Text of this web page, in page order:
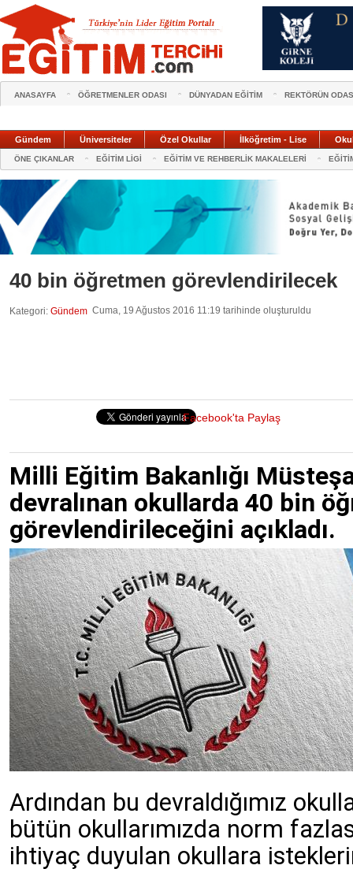
ANASAYFA ÖĞRETMENLER ODASI DÜNYADAN EĞİTİM REKTÖRÜN
Gündem Üniversiteler Özel Okullar İlköğretim - Lise
ÖNE ÇIKANLAR EĞİTİM LİGİ EĞİTİM VE REHBERLİK MAKALELERİ
40 bin öğretmen görevlendirilecek
Kategori: Gündem Cuma, 19 Ağustos 2016 11:19 tarihinde oluşturuldu
Facebook'ta Paylaş
Milli Eğitim Bakanlığı
devralınan okullarda 40 bin
görevlendirileceğini açıkladı.
Ardından bu devraldığımız
bütün okullarımızda norm
ihtiyaç duyulan okullara